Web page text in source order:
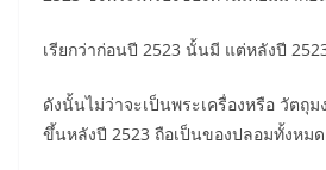
เรียกว่าก่อนปี 2523 นั้นมี แต่หลังปี
ดังนั้นไม่ว่าจะเป็นพระเครื่องหรือ วัตถุ
ขึ้นหลังปี 2523 ถือเป็นของปลอมทั้งหมด